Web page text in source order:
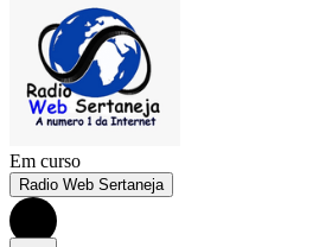
Em curso
Radio Web Sertaneja